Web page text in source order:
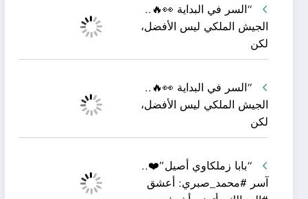
“السر في البداية 👀🔥..
الجيش الملكي ليس الأفضل،
لكن
“السر في البداية 👀🔥..
الجيش الملكي ليس الأفضل،
لكن
“بابا زملكاوي أصيل”❤️..
آسر #محمد_صبري: أعشق